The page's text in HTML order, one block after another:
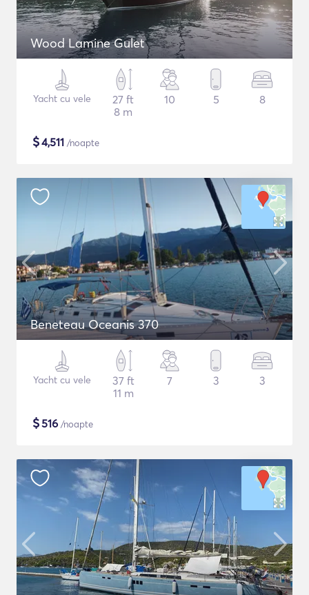
Wood Lamine Gulet
Yacht cu vele
27 ft
8 m
10 5 8
$4,511 /noapte
Beneteau Oceanis 370
Yacht cu vele
37 ft
11 m
7 3 3
$516 /noapte